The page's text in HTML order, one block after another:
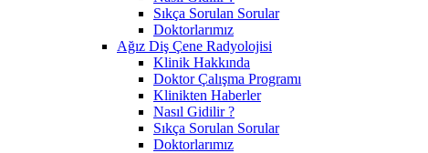
Sıkça Sorulan Sorular
Doktorlarımız
Ağız Diş Çene Radyolojisi
Klinik Hakkında
Doktor Çalışma Programı
Klinikten Haberler
Nasıl Gidilir ?
Sıkça Sorulan Sorular
Doktorlarımız